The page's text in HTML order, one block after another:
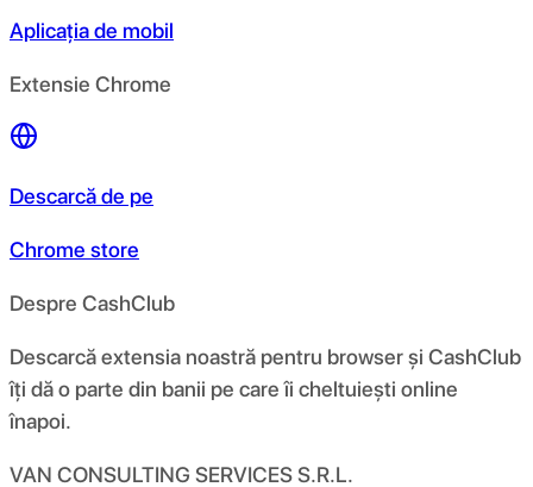
Aplicația de mobil
Extensie Chrome
Descarcă de pe
Chrome store
Despre CashClub
Descarcă extensia noastră pentru browser și CashClub
îți dă o parte din banii pe care îi cheltuiești online
înapoi.
VAN CONSULTING SERVICES S.R.L.